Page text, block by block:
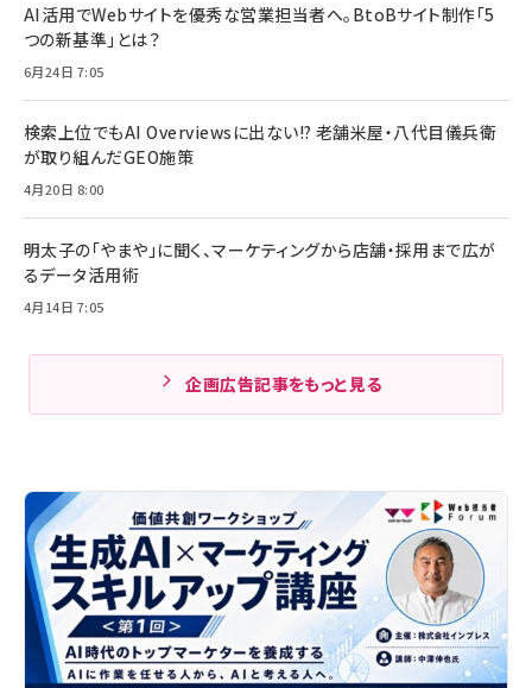
AI活用でWebサイトを優秀な営業担当者へ。BtoBサイト制作「5
つの新基準」とは？
6月24日 7:05
検索上位でもAI Overviewsに出ない!? 老舗米屋・八代目儀兵衛
が取り組んだGEO施策
4月20日 8:00
明太子の「やまや」に聞く、マーケティングから店舗・採用まで広が
るデータ活用術
4月14日 7:05
企画広告記事をもっと見る